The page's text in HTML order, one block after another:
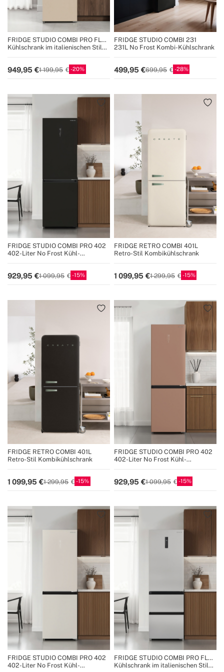
FRIDGE STUDIO COMBI PRO FLEX
401
Kühlschrank im italienischen Stil
949,95 1 199,95 20
FRIDGE STUDIO COMBI 231
231L No Frost Kombi-Kühlschrank
499,95 699,95 28
FRIDGE STUDIO COMBI PRO 402
402-Liter No Frost Kühl-
929,95 1 099,95 15
FRIDGE RETRO COMBI 401L
Retro-Stil Kombikühlschrank
1 099,95 1 299,95 15
FRIDGE RETRO COMBI 401L
Retro-Stil Kombikühlschrank
1 099,95 1 299,95 15
FRIDGE STUDIO COMBI PRO 402
402-Liter No Frost Kühl-
929,95 1 099,95 15
FRIDGE STUDIO COMBI PRO 402
402-Liter No Frost Kühl-
FRIDGE STUDIO COMBI PRO FLEX
401
Kühlschrank im italienischen Stil